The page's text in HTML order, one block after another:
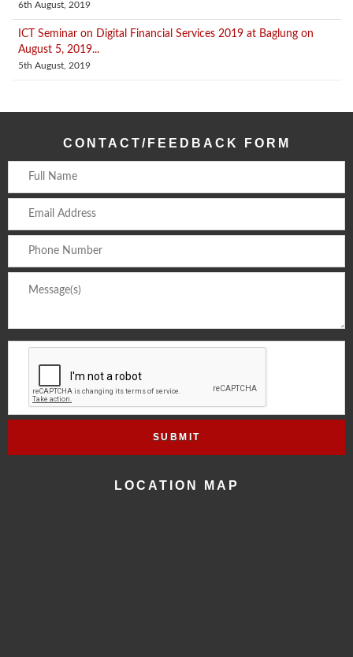
6th August, 2019
ICT Seminar on Digital Financial Services 2019 at Baglung on
August 5, 2019...
5th August, 2019
CONTACT/FEEDBACK FORM
LOCATION MAP